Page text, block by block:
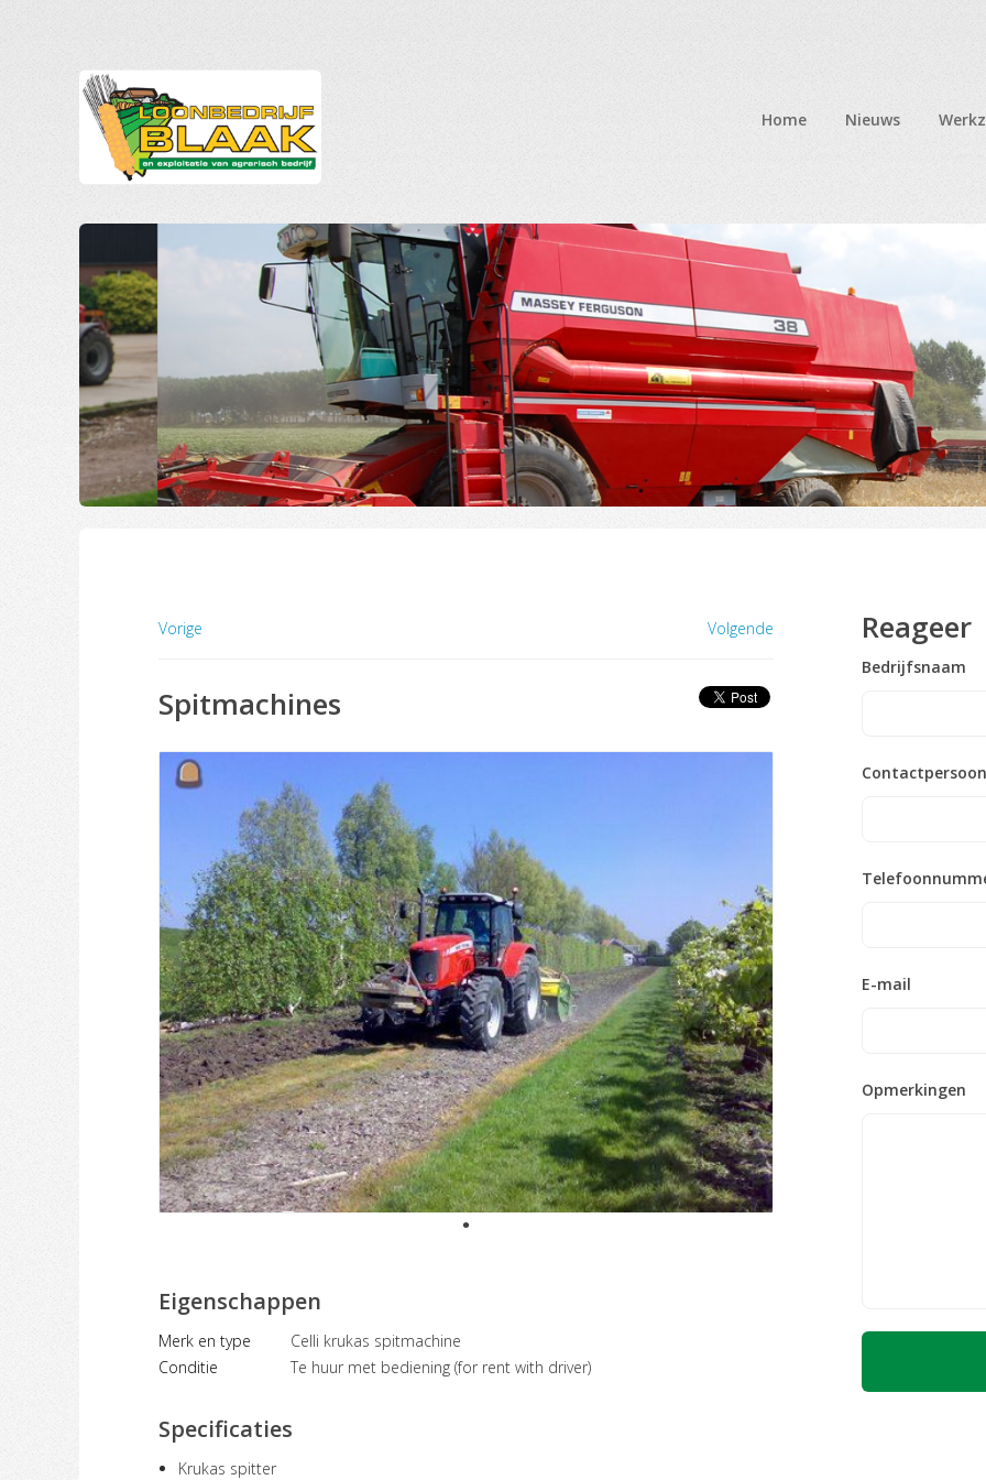
Home Nieuws
Vorige Volgende
Spitmachines
Eigenschappen
Merk en type
Celli krukas spitmachine
Conditie
Te huur met bediening (for rent with driver)
Specificaties
Krukas spitter
Reageer
Bedrijfsnaam
E-mail
Opmerkingen